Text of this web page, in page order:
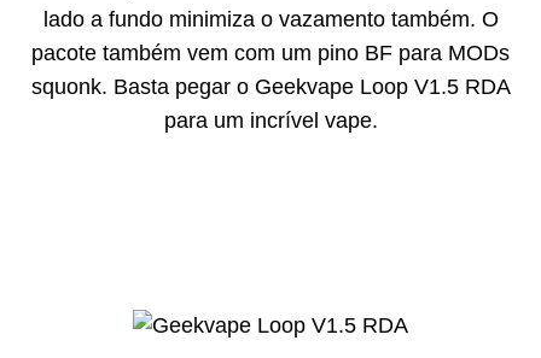
lado a fundo minimiza o vazamento também. O
pacote também vem com um pino BF para MODs
squonk. Basta pegar o Geekvape Loop V1.5 RDA
para um incrível vape.